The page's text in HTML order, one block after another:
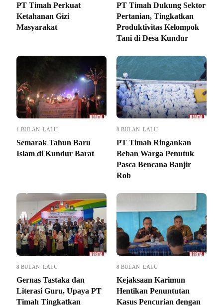
PT Timah Perkuat
Ketahanan Gizi
Masyarakat
PT Timah Dukung Sektor
Pertanian, Tingkatkan
Produktivitas Kelompok
Tani di Desa Kundur
1 BULAN LALU
Semarak Tahun Baru
Islam di Kundur Barat
8 BULAN LALU
PT Timah Ringankan
Beban Warga Penutuk
Pasca Bencana Banjir
Rob
8 BULAN LALU
Gernas Tastaka dan
Literasi Guru, Upaya PT
Timah Tingkatkan
8 BULAN LALU
Kejaksaan Karimun
Hentikan Penuntutan
Kasus Pencurian dengan